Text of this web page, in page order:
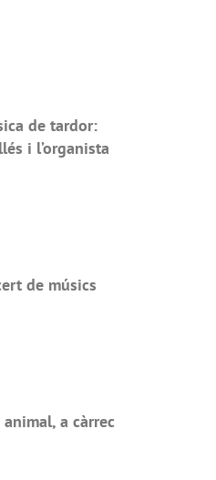
de tardor:
i l’organista
de músics
animal, a càrrec